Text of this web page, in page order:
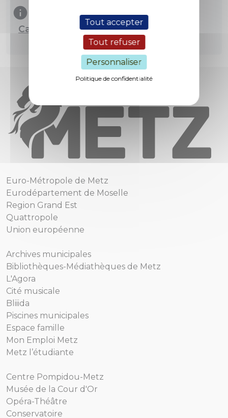
Tout accepter
Tout refuser
Personnaliser
Politique de confidentialité
Carte des travaux sur la voie publique
Euro-Métropole de Metz
Eurodépartement de Moselle
Region Grand Est
Quattropole
Union européenne
Archives municipales
Bibliothèques-Médiathèques de Metz
L'Agora
Cité musicale
Bliiida
Piscines municipales
Espace famille
Mon Emploi Metz
Metz l’étudiante
Centre Pompidou-Metz
Musée de la Cour d'Or
Opéra-Théâtre
Conservatoire